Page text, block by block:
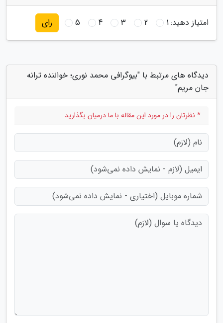
امتیاز دهید:1
2
3
4
5 رای
دیدگاه های مرتبط با "بیوگرافی محمد نوری؛ خواننده ترانه
جان مریم"
* نظرتان را در مورد این مقاله با ما درمیان بگذارید